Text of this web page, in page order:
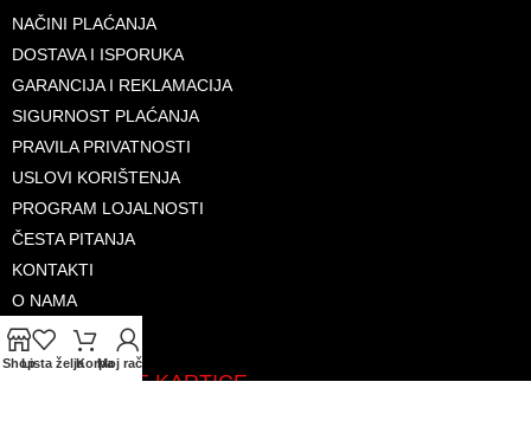
NAČINI PLAĆANJA
DOSTAVA I ISPORUKA
GARANCIJA I REKLAMACIJA
SIGURNOST PLAĆANJA
PRAVILA PRIVATNOSTI
USLOVI KORIŠTENJA
PROGRAM LOJALNOSTI
ČESTA PITANJA
KONTAKTI
O NAMA
PRIHVAĆENE KARTICE
ShopLista željaKorpaMoj račun